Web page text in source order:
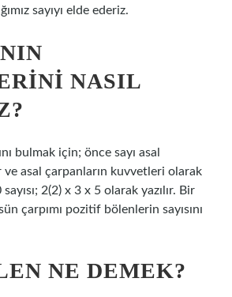
sayıyı elde ederiz.
NASIL
bulmak için; önce sayı asal
ve asal çarpanların kuvvetleri olarak
2(2) x 3 x 5 olarak yazılır. Bir
çarpımı pozitif bölenlerin sayısını
NE DEMEK?